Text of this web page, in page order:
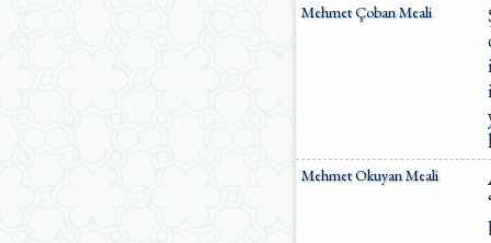
Mehmet Çoban Meali
Mehmet Okuyan Meali